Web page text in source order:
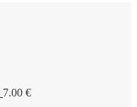
7.00 €